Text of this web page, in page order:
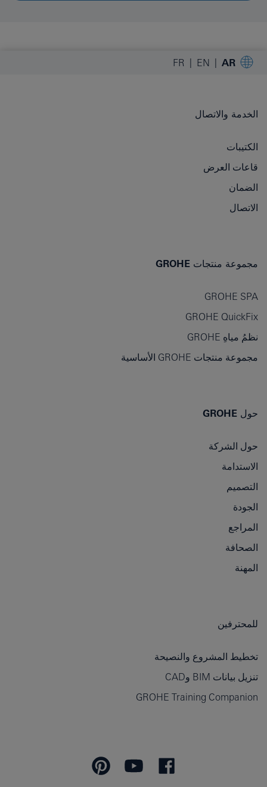
AR
EN
FR
الخدمة والاتصال
الكتيبات
قاعات العرض
الضمان
الاتصال
مجموعة منتجات GROHE
GROHE SPA
GROHE QuickFix
نظمُ مياهِ GROHE
مجموعة منتجات GROHE الأساسية
حول GROHE
حول الشركة
الاستدامة
التصميم
الجودة
المراجع
الصحافة
المهنة
للمحترفين
تخطيط المشروع والنصيحة
تنزيل بيانات BIM وCAD
GROHE Training Companion